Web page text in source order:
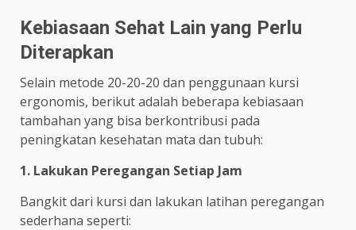
Kebiasaan Sehat Lain yang Perlu
Diterapkan
Selain metode 20-20-20 dan penggunaan kursi
ergonomis, berikut adalah beberapa kebiasaan
tambahan yang bisa berkontribusi pada
peningkatan kesehatan mata dan tubuh:
1. Lakukan Peregangan Setiap Jam
Bangkit dari kursi dan lakukan latihan peregangan
sederhana seperti: